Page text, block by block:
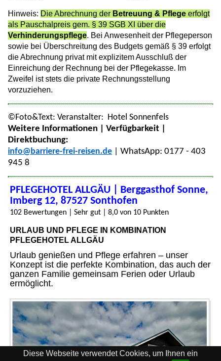
Diese Webseite verwendet Cookies, um Ihnen ein
Hinweis: Die Abrechnung der Betreuung & Pflege erfolgt
als Pauschalpreis gem. § 39 SGB XI über die
Verhinderungspflege. Bei Anwesenheit der Pflegeperson
sowie bei Überschreitung des Budgets gemäß § 39 erfolgt
die Abrechnung privat mit explizitem Ausschluß der
Einreichung der Rechnung bei der Pflegekasse. Im
Zweifel ist stets die private Rechnungsstellung
vorzuziehen.
©Foto&Text: Veranstalter: Hotel Sonnenfels
Weitere Informationen | Verfügbarkeit |
Direktbuchung:
info@barriere-frei-reisen.de | WhatsApp: 0177 - 403
945 8
PFLEGEHOTEL ALLGÄU | Berggasthof Sonne,
Imberg 12, 87527 Sonthofen
102 Bewertungen | Sehr gut | 8,0 von 10 Punkten
URLAUB UND PFLEGE IN KOMBINATION
PFLEGEHOTEL ALLGÄU
Urlaub genießen und Pflege erfahren – unser
Konzept ist die perfekte Kombination, das auch der
ganzen Familie gemeinsam Ferien oder Urlaub
ermöglicht.